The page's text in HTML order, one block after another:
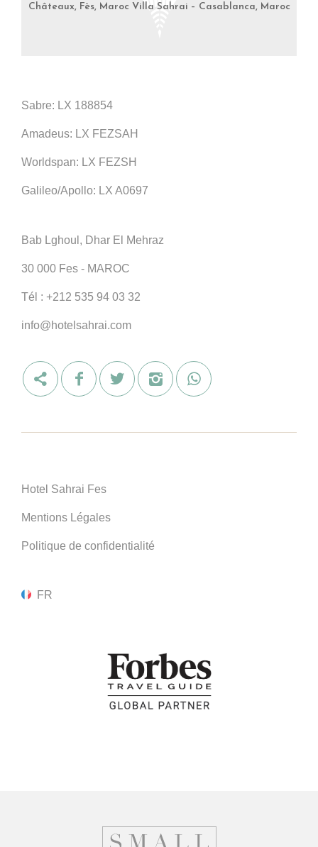
Châteaux, Fès, Maroc Villa Sahrai – Casablanca, Maroc
Sabre: LX 188854
Amadeus: LX FEZSAH
Worldspan: LX FEZSH
Galileo/Apollo: LX A0697
Bab Lghoul, Dhar El Mehraz
30 000 Fes - MAROC
Tél : +212 535 94 03 32
info@hotelsahrai.com
Hotel Sahrai Fes
Mentions Légales
Politique de confidentialité
FR